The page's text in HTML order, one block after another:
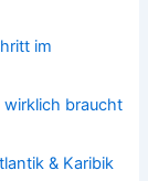
im
wirklich braucht
& Karibik